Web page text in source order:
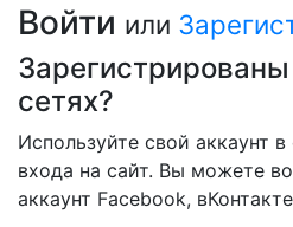
Войти или
сетях?
Используйте свой аккаунт
входа на сайт. Вы можете
аккаунт Facebook,